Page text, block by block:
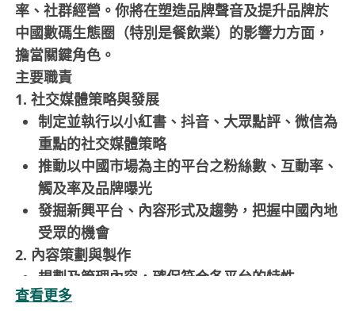
率、社群經營。你將在塑造品牌聲音及提升品牌於
中國數碼生態圈（特別是餐飲業）的影響力方面，
擔當關鍵角色。
主要職責
1. 社交媒體策略與發展
制定並執行以小紅書、抖音、大眾點評、微信為
重點的社交媒體策略
推動以中國市場為主的平台之粉絲數、互動率、
觸及率及品牌曝光
發掘新興平台、內容形式及趨勢，把握中國內地
受眾的機會
2. 內容策劃與製作
規劃及管理內容，確保符合各平台的特性
主導內容方向，包括短片、長片、故事角度、腳
查看更多